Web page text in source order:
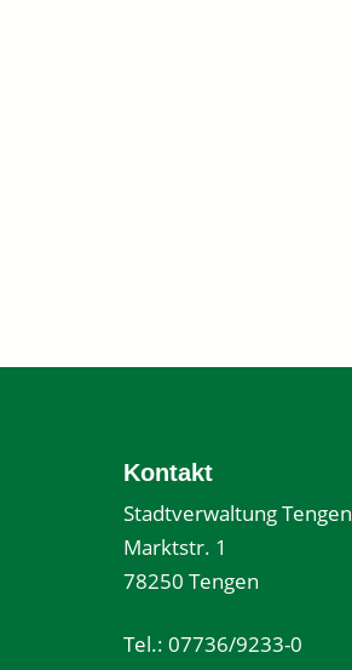
Kontakt
Stadtverwaltung Tengen
Marktstr. 1
78250 Tengen
Tel.: 07736/9233-0